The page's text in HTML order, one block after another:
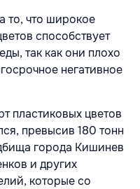
то, что широкое
способствует
так как они плохо
негативное
пластиковых цветов
превысив 180 тонн
города Кишинев
и других
которые со